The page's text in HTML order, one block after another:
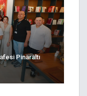
Pinaraltı